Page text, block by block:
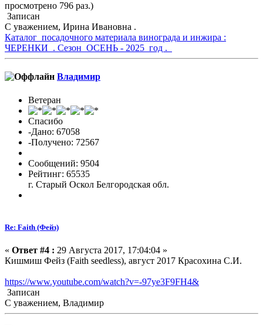
просмотрено 796 раз.)
Записан
С уважением, Ирина Ивановна .
Каталог посадочного материала винограда и инжира :
ЧЕРЕНКИ . Сезон ОСЕНЬ - 2025 год .
Владимиp
Ветеран
Спасибо
-Дано: 67058
-Получено: 72567
Сообщений: 9504
Рейтинг: 65535
г. Старый Оскол Белгородская обл.
Re: Faith (Фейз)
« Ответ #4 : 29 Августа 2017, 17:04:04 »
Кишмиш Фейз (Faith seedless), август 2017 Красохина С.И.
https://www.youtube.com/watch?v=-97ye3F9FH4&
Записан
С уважением, Владимир